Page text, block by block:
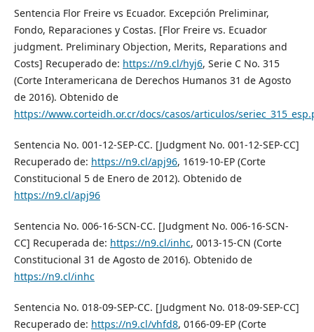
Sentencia Flor Freire vs Ecuador. Excepción Preliminar,
Fondo, Reparaciones y Costas. [Flor Freire vs. Ecuador
judgment. Preliminary Objection, Merits, Reparations and
Costs] Recuperado de: https://n9.cl/hyj6, Serie C No. 315
(Corte Interamericana de Derechos Humanos 31 de Agosto
de 2016). Obtenido de
https://www.corteidh.or.cr/docs/casos/articulos/
Sentencia No. 001-12-SEP-CC. [Judgment No. 001-12-SEP-CC]
Recuperado de: https://n9.cl/apj96, 1619-10-EP (Corte
Constitucional 5 de Enero de 2012). Obtenido de
https://n9.cl/apj96
Sentencia No. 006-16-SCN-CC. [Judgment No. 006-16-SCN-
CC] Recuperada de: https://n9.cl/inhc, 0013-15-CN (Corte
Constitucional 31 de Agosto de 2016). Obtenido de
https://n9.cl/inhc
Sentencia No. 018-09-SEP-CC. [Judgment No. 018-09-SEP-CC]
Recuperado de: https://n9.cl/vhfd8, 0166-09-EP (Corte